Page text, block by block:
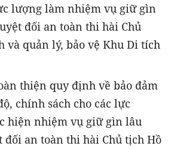
lượng làm nhiệm vụ giữ gìn
đối an toàn thi hài Chủ
và quản lý, bảo vệ Khu Di tích
thiện quy định về bảo đảm
chính sách cho các lực
hiện nhiệm vụ giữ gìn lâu
đối an toàn thi hài Chủ tịch Hồ